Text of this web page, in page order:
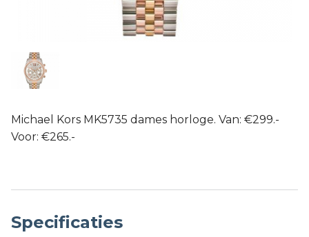
Michael Kors MK5735 dames horloge. Van: €299.-
Voor: €265.-
Specificaties